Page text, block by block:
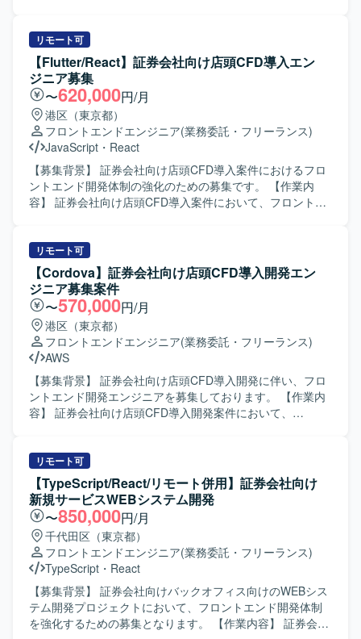
トエンド環境で、ReactやVueなどのフレームワークや各種
CSS設計手法、CMSやテンプレートエンジン、CSSプリプ
ロセッサーなどを組み合わせたWebサービス開発を行って
おります。
程表描画アプリにおいて工程表データが多くなると処理速
度が遅くなる問題の解消に取り組んでいただきます。 【求
める人物像】 主体的に動き、フットワーク軽くコミュニケ
ーションを取りながら開発を進めていただける方を求めて
います。 【ポジションの魅力】 大手通信キャリア系企業向
けの大規模なWEBアプリケーション開発に携わることで、
高負荷なフロントエンド処理やパフォーマンスチューニン
グの経験を積むことができます。GPUや描画系技術を活用
したフロントエンド開発に関わることで、技術的なスキル
アップが期待できます。 【開発環境】 TypeScriptを用いた
フロントエンド開発環境にて、工程表描画アプリケーショ
リモート可
【Flutter/React】証券会社向け店頭CFD導入エン
ジニア募集
〜620,000円/月
港区（東京都）
フロントエンドエンジニア(業務委託・フリーランス)
JavaScript ・ React
【募集背景】 証券会社向け店頭CFD導入案件におけるフロ
ントエンド開発体制の強化のための募集です。 【作業内
容】 証券会社向け店頭CFD導入案件において、フロントエ
に基づく機能開発や改修を行っていただきます。 【求める
人物像】 システム開発経験が豊富で、Flutterでの開発経験
を活かして主体的に手を動かしていただける方を求めてお
ります。Gitを用いたチーム開発フローに慣れており、コミ
ュニケーションを取りながら課題解決に取り組める方が望
ましいです。金融ドメインへの学習意欲が高い方も歓迎い
たします。 【ポジションの魅力】 金融業界向けの証券シス
テムに携わることで、FXやCFD、株取引といった専門的な
ドメイン知識を習得しながら、FlutterやReactを用いたフロ
ントエンド開発スキルを高めていただけます。リードエン
ジニアやCI/CD構築など、上流や技術的リードにチャレンジ
を取り入れたチーム開発環境です。CI/CD環境を構築・活用
しながら継続的なデリバリーを行っております。
リモート可
【Cordova】証券会社向け店頭CFD導入開発エン
ジニア募集案件
〜570,000円/月
港区（東京都）
フロントエンドエンジニア(業務委託・フリーランス)
AWS
【募集背景】 証券会社向け店頭CFD導入開発に伴い、フロ
ントエンド開発エンジニアを募集しております。 【作業内
容】 証券会社向け店頭CFD導入開発案件において、
ただきます。 【求める人物像】 チームで円滑にコミュニケ
ーションをとりながら問題解決ができる方を求めておりま
す。前向きでキャッチアップや技術向上に積極的な方です
と望ましいです。 【ポジションの魅力】 金融業界向けの案
件に携わることで、証券取引に関する知見やFintech領域で
の経験を積むことができます。基本設計からテストまで一
貫した工程を担当することで、上流から下流まで幅広い開
発スキルを身に付けていただけます。 【開発環境】
Cordova, GitHub, AWS
リモート可
【TypeScript/React/リモート併用】証券会社向け
新規サービスWEBシステム開発
〜850,000円/月
千代田区（東京都）
フロントエンドエンジニア(業務委託・フリーランス)
TypeScript ・ React
【募集背景】 証券会社向けバックオフィス向けのWEBシス
テム開発プロジェクトにおいて、フロントエンド開発体制
を強化するための募集となります。 【作業内容】 証券会社